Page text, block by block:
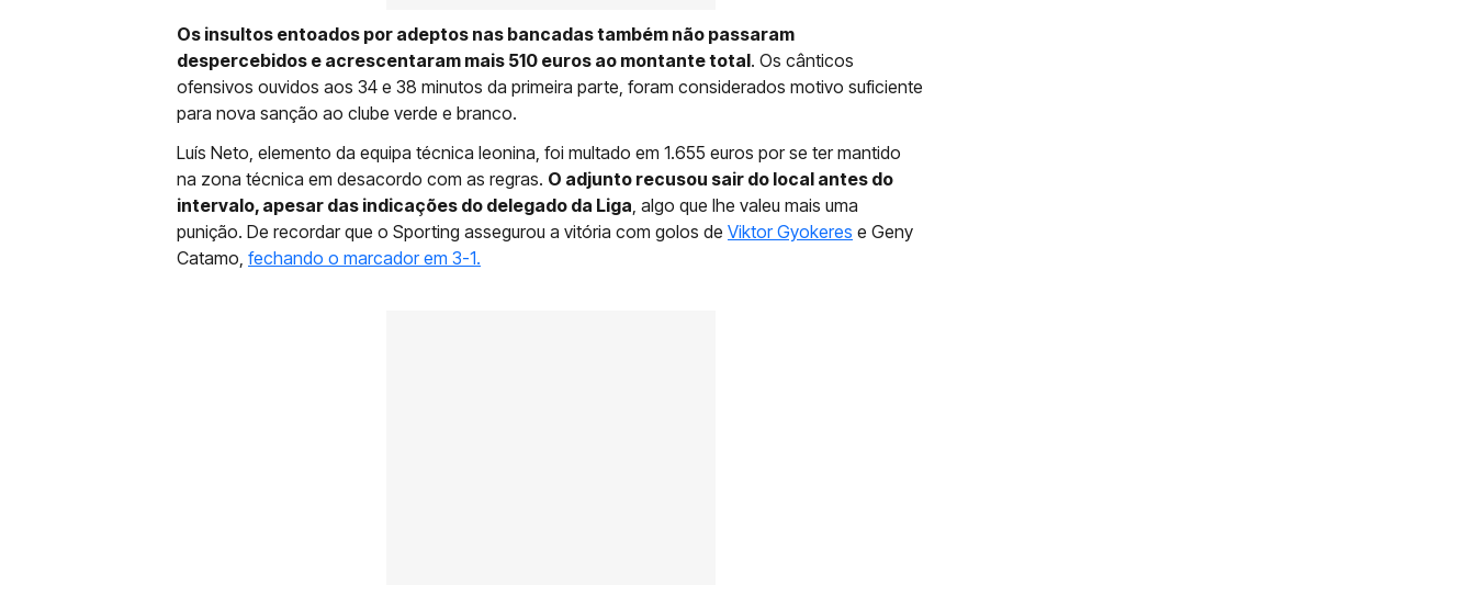
Os insultos entoados por adeptos nas bancadas também não passaram
despercebidos e acrescentaram mais 510 euros ao montante total. Os cânticos
ofensivos ouvidos aos 34 e 38 minutos da primeira parte, foram considerados motivo suficiente
para nova sanção ao clube verde e branco.
Luís Neto, elemento da equipa técnica leonina, foi multado em 1.655 euros por se ter mantido
na zona técnica em desacordo com as regras. O adjunto recusou sair do local antes do
intervalo, apesar das indicações do delegado da Liga , algo que lhe valeu mais uma
punição. De recordar que o Sporting assegurou a vitória com golos de Viktor Gyokeres e Geny
Catamo, fechando o marcador em 3-1.